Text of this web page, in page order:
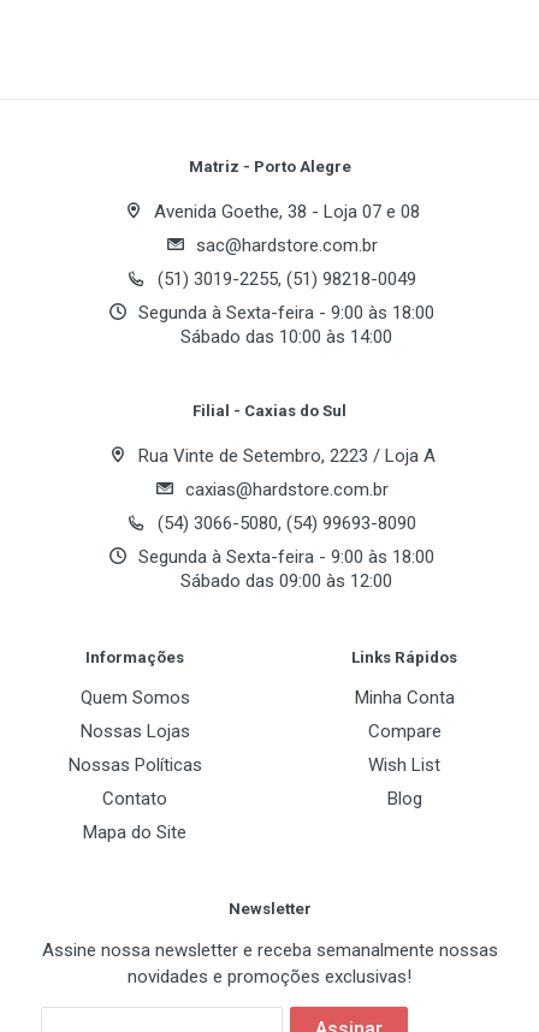
Your Name
Email Address
Matriz - Porto Alegre
Avenida Goethe, 38 - Loja 07 e 08
sac@hardstore.com.br
(51) 3019-2255, (51) 98218-0049
Segunda à Sexta-feira - 9:00 às 18:00
Sábado das 10:00 às 14:00
Filial - Caxias do Sul
Rua Vinte de Setembro, 2223 / Loja A
caxias@hardstore.com.br
(54) 3066-5080, (54) 99693-8090
Segunda à Sexta-feira - 9:00 às 18:00
Sábado das 09:00 às 12:00
Informações
Quem Somos
Nossas Lojas
Nossas Políticas
Contato
Mapa do Site
Links Rápidos
Minha Conta
Compare
Wish List
Blog
Newsletter
Assine nossa newsletter e receba semanalmente nossas
novidades e promoções exclusivas!